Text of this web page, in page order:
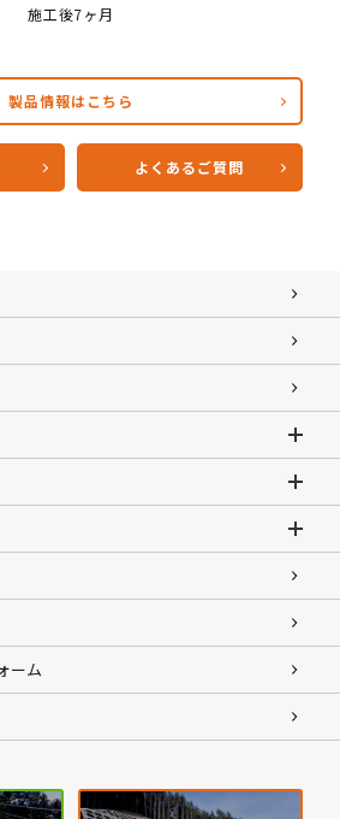
施工後7ヶ月
製品情報はこちら
よくあるご質問
ーム